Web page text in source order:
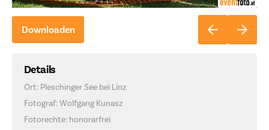
Downloaden
Details
Ort: Pleschinger See bei Linz
Fotograf: Wolfgang Kunasz
Fotorechte: honorarfrei